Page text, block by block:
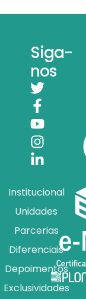
Siga-
nos
Institucional
Unidades
Parcerias
Diferenciais
Depoimentos
Exclusividades